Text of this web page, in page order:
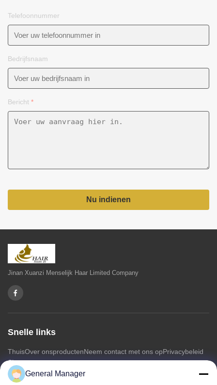
Telefoonnummer
Bedrijfsnaam
Bericht *
Nu indienen
Jinan Xuanzi Menselijk Haar Limited Company
Snelle links
ThuisOver onsproductenNeem contact met ons opPrivacybeleid
Sitemap
General Manager